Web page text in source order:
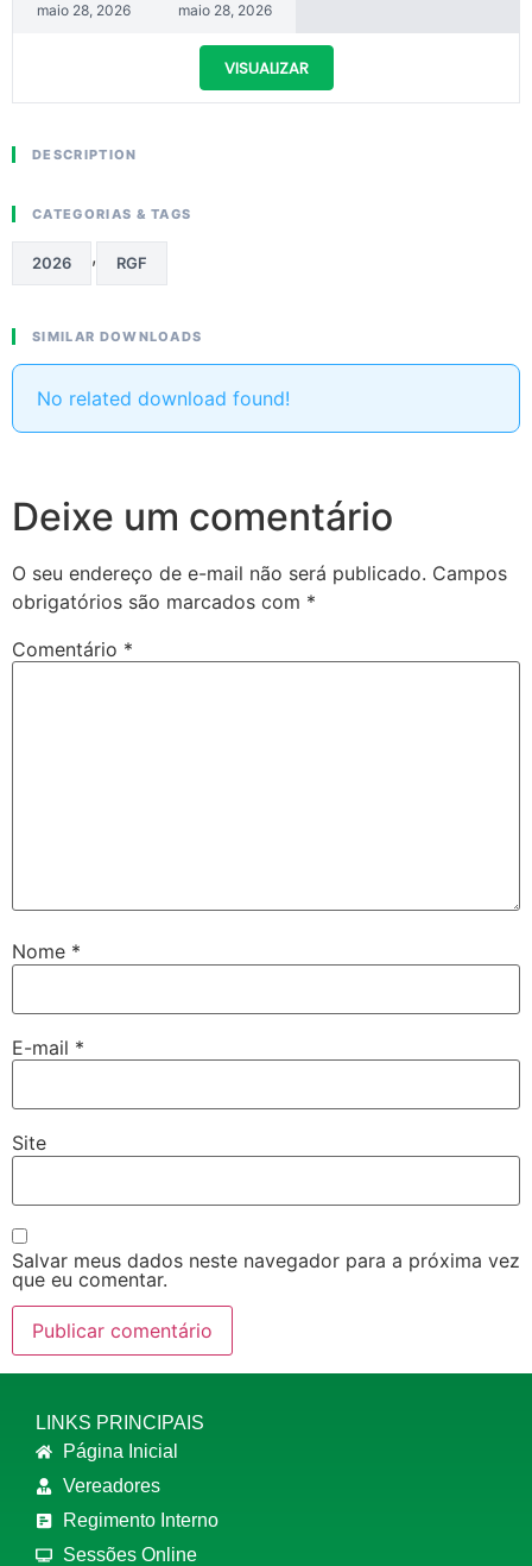
maio 28, 2026 maio 28, 2026
VISUALIZAR
DESCRIPTION
CATEGORIAS & TAGS
2026 , RGF
SIMILAR DOWNLOADS
No related download found!
Deixe um comentário
O seu endereço de e-mail não será publicado. Campos
obrigatórios são marcados com *
Comentário *
Nome *
E-mail *
Site
Salvar meus dados neste navegador para a próxima vez
que eu comentar.
LINKS PRINCIPAIS
Página Inicial
Vereadores
Regimento Interno
Sessões Online